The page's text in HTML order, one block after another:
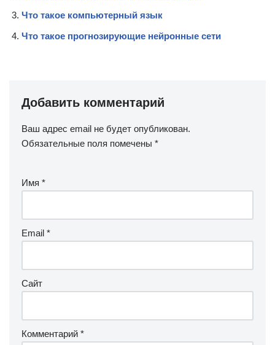
Что такое компьютерный язык
Что такое прогнозирующие нейронные сети
Добавить комментарий
Ваш адрес email не будет опубликован.
Обязательные поля помечены *
Имя *
Email *
Сайт
Комментарий *